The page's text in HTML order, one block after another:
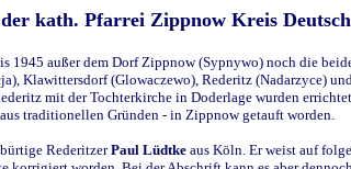
der kath. Pfarrei Zippnow Kreis
1945 außer dem Dorf Zippnow (Sypnywo) noch die
Klawittersdorf (Glowaczewo), Rederitz (Nadarzyce)
mit der Tochterkirche in Doderlage wurden
traditionellen Gründen - in Zippnow getauft worden.
RederitzerPaul Lüdtke aus Köln. Er weist auf